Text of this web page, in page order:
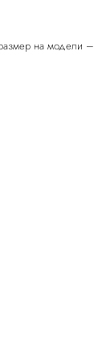
на модели –